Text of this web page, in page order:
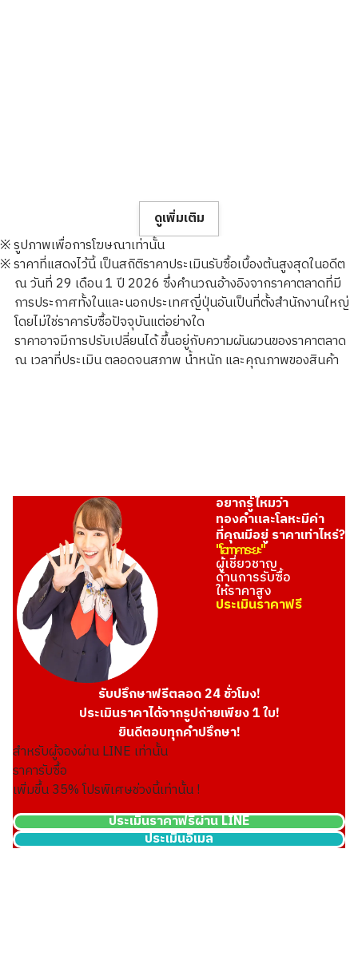
24K gold (K24) sake set
349.6g
ราคารับซื้ออ้างอิง
ดูเพิ่มเติม
※ รูปภาพเพื่อการโฆษณาเท่านั้น
※ ราคาที่แสดงไว้นี้ เป็นสถิติราคาประเมินรับซื้อเบื้องต้นสูงสุดในอดีต
ณ วันที่ 29 เดือน 1 ปี 2026 ซึ่งคำนวณอ้างอิงจากราคาตลาดที่มี
การประกาศทั้งในและนอกประเทศญี่ปุ่นอันเป็นที่ตั้งสำนักงานใหญ่
โดยไม่ใช่ราคารับซื้อปัจจุบันแต่อย่างใด
ราคาอาจมีการปรับเปลี่ยนได้ ขึ้นอยู่กับความผันผวนของราคาตลาด
ณ เวลาที่ประเมิน ตลอดจนสภาพ น้ำหนัก และคุณภาพของสินค้า
อยากรู้ไหมว่า
ทองคำและโลหะมีค่า
ที่คุณมีอยู่ ราคาเท่าไหร่?
"โอทาคาระยะ"
ผู้เชี่ยวชาญ
ด้านการรับซื้อ
ให้ราคาสูง
ประเมินราคาฟรี
รับปรึกษาฟรีตลอด 24 ชั่วโมง!
ประเมินราคาได้จากรูปถ่ายเพียง 1 ใบ!
ยินดีตอบทุกคำปรึกษา!
สำหรับผู้จองผ่าน LINE เท่านั้น
ราคารับซื้อ
เพิ่มขึ้น35% โปรพิเศษช่วงนี้เท่านั้น !
ประเมินราคาฟรีผ่าน LINE
ประเมินอีเมล